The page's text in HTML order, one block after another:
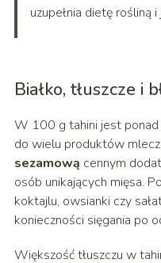
uzupełnia dietę rośliną
Białko, tłuszcze i
W 100 g tahini jest ponad
do wielu produktów
sezamową cennym
osób unikających mięsa.
koktajlu, owsianki czy
konieczności sięgania po
Większość tłuszczu w